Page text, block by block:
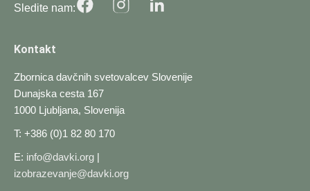
Sledite nam:
Kontakt
Zbornica davčnih svetovalcev Slovenije
Dunajska cesta 167
1000 Ljubljana, Slovenija
T: +386 (0)1 82 80 170
E: info@davki.org |
izobrazevanje@davki.org